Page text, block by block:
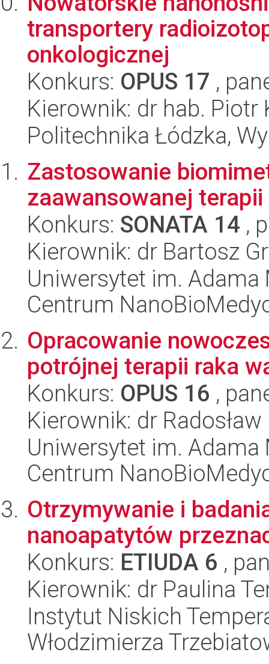
transportery
onkologicznej
Konkurs: OPUS 17 ,
Kierownik: dr hab. Piotr
Politechnika Łódzka,
Zastosowanie
zaawansowanej
Konkurs: SONATA 14 ,
Kierownik: dr Bartosz
Uniwersytet im.
Centrum
Opracowanie
potrójnej terapii raka
Konkurs: OPUS 16 ,
Kierownik: dr
Uniwersytet im.
Centrum
Otrzymywanie i
nanoapatytów
Konkurs: ETIUDA 6 ,
Kierownik: dr Paulina
Instytut Niskich
Włodzimierza